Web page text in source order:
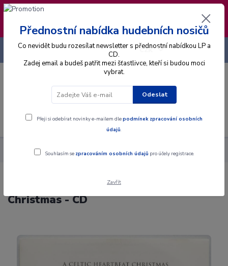
❣️ Od 4.8. do 13.8. čerpám dovolenou. Datum
expedice objednávek se posouvá na pátek
14.8.2026 🐋
Menu
CZK
+420 725 736 293
Alba CD Various - A Celtic Heartbeat Christmas - CD
Various - A Celtic Heartbeat
Christmas - CD
Přednostní nabídka hudebních nosičů
Co nevidět budu rozesílat newsletter s přednostní nabídkou LP a
CD.
Zadej email a budeš patřit mezi šťastlivce, kteří si budou moci
vybrat.
Odeslat
Přeji si odebírat novinky e-mailem dlepodmínek zpracování osobních
údajů.
Souhlasím se zpracováním osobních údajů pro účely registrace.
Zavřít